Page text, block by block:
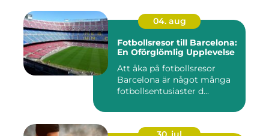
04. aug
Fotbollsresor till Barcelona:
En Oförglömlig Upplevelse
Att åka på fotbollsresor
Barcelona är något många
fotbollsentusiaster d...